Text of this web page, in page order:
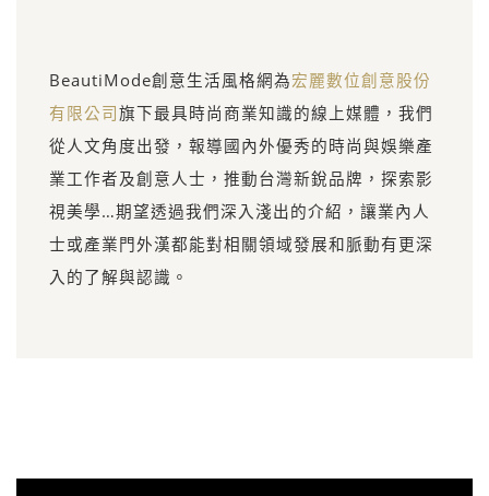
BeautiMode創意生活風格網為宏麗數位創意股份
有限公司旗下最具時尚商業知識的線上媒體，我們
從人文角度出發，報導國內外優秀的時尚與娛樂產
業工作者及創意人士，推動台灣新銳品牌，探索影
視美學…期望透過我們深入淺出的介紹，讓業內人
士或產業門外漢都能對相關領域發展和脈動有更深
入的了解與認識。